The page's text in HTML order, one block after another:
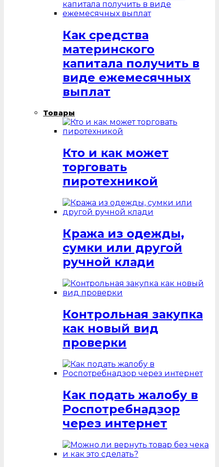
Как средства
материнского
капитала получить в
виде ежемесячных
выплат
Товары
Кто и как может
торговать
пиротехникой
Кража из одежды,
сумки или другой
ручной клади
Контрольная закупка
как новый вид
проверки
Как подать жалобу в
Роспотребнадзор
через интернет